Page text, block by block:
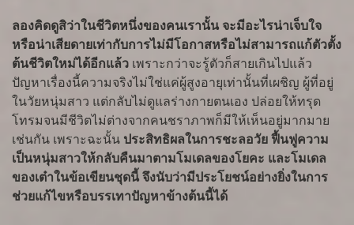
ลองคิดดูสิว่าในชีวิตหนึ่งของคนเรานั้น จะมีอะไรน่าเจ็บใจ
หรือน่าเสียดายเท่ากับการไม่มีโอกาสหรือไม่สามารถแก้ตัวตั้ง
ต้นชีวิตใหม่ได้อีกแล้ว เพราะกว่าจะรู้ตัวก็สายเกินไปแล้ว
ปัญหาเรื่องนี้ความจริงไม่ใช่แค่ผู้สูงอายุเท่านั้นที่เผชิญ ผู้ที่อยู่
ในวัยหนุ่มสาว แต่กลับไม่ดูแลร่างกายตนเอง ปล่อยให้ทรุด
โทรมจนมีชีวิตไม่ต่างจากคนชราภาพก็มีให้เห็นอยู่มากมาย
เช่นกัน เพราะฉะนั้น ประสิทธิผลในการชะลอวัย ฟื้นฟูความ
เป็นหนุ่มสาวให้กลับคืนมาตามโมเดลของโยคะ และโมเดล
ของเต๋าในข้อเขียนชุดนี้ จึงนับว่ามีประโยชน์อย่างยิ่งในการ
ช่วยแก้ไขหรือบรรเทาปัญหาข้างต้นนี้ได้